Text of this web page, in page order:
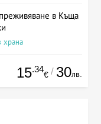
в Къща
храна
15.34
€ / 30лв.